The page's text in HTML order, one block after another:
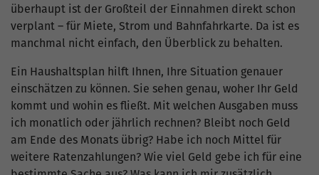
überhaupt ist der Großteil der Einnahmen direkt schon
verplant – für Miete, Strom und Bahnfahrkarte. Da ist es
manchmal nicht einfach, den Überblick zu behalten.
Ein Haushaltsplan hilft Ihnen, Ihre Situation genauer
einschätzen zu können. Sie sehen genau, woher Ihr Geld
kommt und wohin es fließt. Mit welchen Ausgaben muss
ich monatlich oder jährlich rechnen? Bleibt noch Geld
am Ende des Monats übrig? Habe ich noch Mittel für
weitere Ratenzahlungen? Wie viel Geld gebe ich für eine